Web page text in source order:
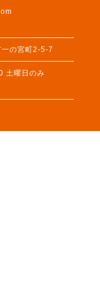
一の宮町2-5-7
土曜日のみ